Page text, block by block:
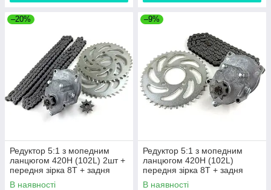
–20%
Редуктор 5:1 з мопедним
ланцюгом 420H (102L) 2шт +
передня зірка 8T + задня
зірка 41T 2шт
В наявності
–9%
Редуктор 5:1 з мопедним
ланцюгом 420H (102L)
передня зірка 8T + задня
зірка 41T
В наявності